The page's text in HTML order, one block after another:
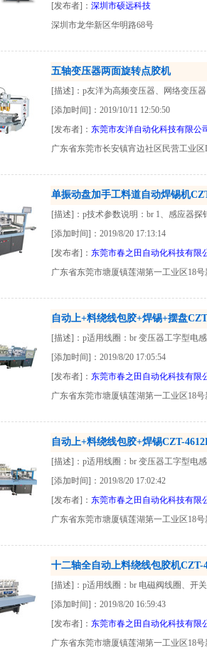
[发布者]： 深圳市硕远科技
深圳市龙华新区华明路68号
五轴变压器两面旋转点胶机
[描述]：p友洋为高频变压器、网络变压
[添加时间]：2019/10/11 12:50:50
[发布者]： 东莞市友洋自动化科技有限公
广东省东莞市长安镇宵边社区民营工业区
单振动盘加手工料道自动焊锡机
[描述]：p技术参数说明：br 1、感应器探
[添加时间]：2019/8/20 17:13:14
[发布者]： 东莞市春之田自动化科技有限
广东省东莞市塘厦镇莲湖第一工业区18
自动上+料绕线包胶+焊锡+摆盘
[描述]：p适用线圈：br 变压器工字型电
[添加时间]：2019/8/20 17:05:54
[发布者]： 东莞市春之田自动化科技有限
广东省东莞市塘厦镇莲湖第一工业区18
自动上+料绕线包胶+焊锡CZT-
[描述]：p适用线圈：br 变压器工字型电
[添加时间]：2019/8/20 17:02:42
[发布者]： 东莞市春之田自动化科技有限
广东省东莞市塘厦镇莲湖第一工业区18
十二轴全自动上料绕线包胶机CZT-
[描述]：p适用线圈：br 电磁阀线圈、开
[添加时间]：2019/8/20 16:59:43
[发布者]： 东莞市春之田自动化科技有限
广东省东莞市塘厦镇莲湖第一工业区18